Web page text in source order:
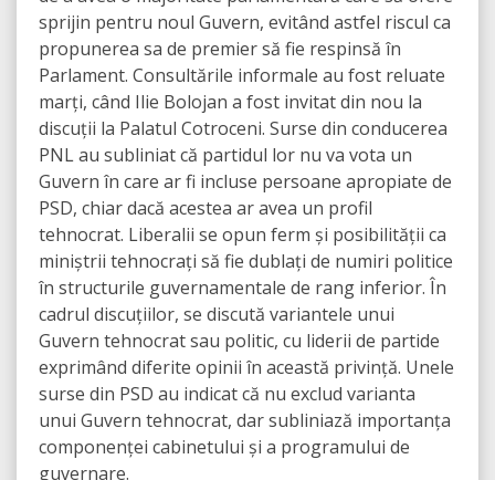
sprijin pentru noul Guvern, evitând astfel riscul ca
propunerea sa de premier să fie respinsă în
Parlament. Consultările informale au fost reluate
marți, când Ilie Bolojan a fost invitat din nou la
discuții la Palatul Cotroceni. Surse din conducerea
PNL au subliniat că partidul lor nu va vota un
Guvern în care ar fi incluse persoane apropiate de
PSD, chiar dacă acestea ar avea un profil
tehnocrat. Liberalii se opun ferm și posibilității ca
miniștrii tehnocrați să fie dublați de numiri politice
în structurile guvernamentale de rang inferior. În
cadrul discuțiilor, se discută variantele unui
Guvern tehnocrat sau politic, cu liderii de partide
exprimând diferite opinii în această privință. Unele
surse din PSD au indicat că nu exclud varianta
unui Guvern tehnocrat, dar subliniază importanța
componenței cabinetului și a programului de
guvernare.